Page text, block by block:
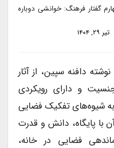
گفتار فرهنگ: خوانشی دوباره
۱۴۰۴
دافنه سپین، از آثار
و دارای رویکردی
شیوه‌های تفکیک فضایی
پایگاه، دانش و قدرت
فضایی در خانه،